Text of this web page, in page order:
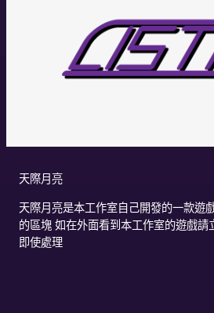
天際月亮
天際月亮是本工作室自己開發的一款遊
的區塊 如在外面看到本工作室的遊戲請
即使處理